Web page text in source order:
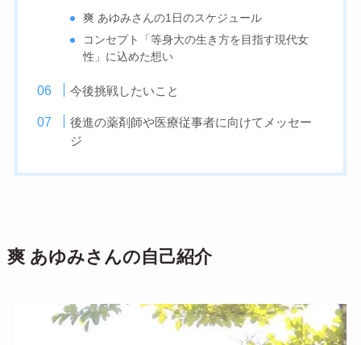
爽 あゆみさんの1日のスケジュール
コンセプト「等身大の生き方を目指す現代女
性」に込めた想い
今後挑戦したいこと
後進の薬剤師や医療従事者に向けてメッセー
ジ
爽 あゆみさんの自己紹介